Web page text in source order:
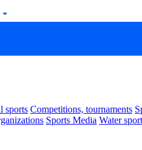
sports Competitions, tournaments
Sports Media Water sport